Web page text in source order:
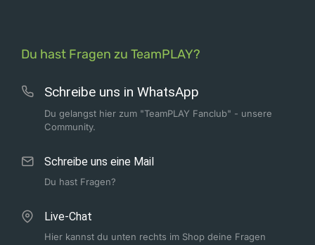
Du hast Fragen zu TeamPLAY?
Schreibe uns in WhatsApp
Du gelangst hier zum "TeamPLAY Fanclub" - unsere
Community.
Schreibe uns eine Mail
Du hast Fragen?
Live-Chat
Hier kannst du unten rechts im Shop deine Fragen